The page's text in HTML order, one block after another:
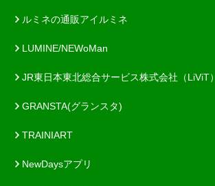
ルミネの通販アイルミネ
LUMINE/NEWoMan
JR東日本東北総合サービス株式会社（LiViT）
GRANSTA(グランスタ)
TRAINIART
NewDaysアプリ